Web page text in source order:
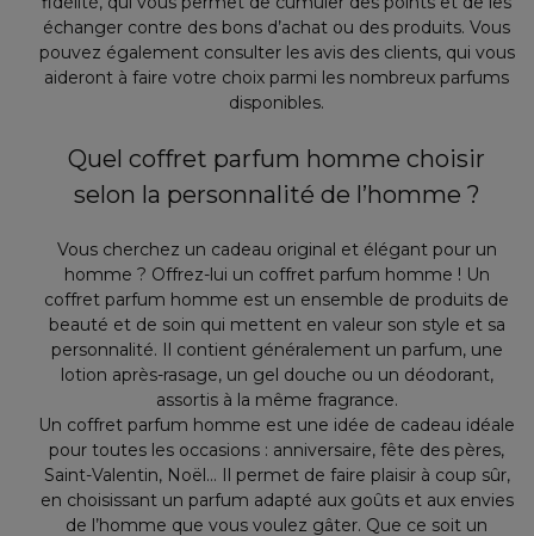
échanger contre des bons d’achat ou des produits. Vous
pouvez également consulter les avis des clients, qui vous
aideront à faire votre choix parmi les nombreux parfums
disponibles.
Quel coffret parfum homme choisir
selon la personnalité de l’homme ?
Vous cherchez un cadeau original et élégant pour un
homme ? Offrez-lui un coffret parfum homme ! Un
coffret parfum homme est un ensemble de produits de
beauté et de soin qui mettent en valeur son style et sa
personnalité. Il contient généralement un parfum, une
lotion après-rasage, un gel douche ou un déodorant,
assortis à la même fragrance.
Un coffret parfum homme est une idée de cadeau idéale
pour toutes les occasions : anniversaire, fête des pères,
Saint-Valentin, Noël… Il permet de faire plaisir à coup sûr,
en choisissant un parfum adapté aux goûts et aux envies
de l’homme que vous voulez gâter. Que ce soit un